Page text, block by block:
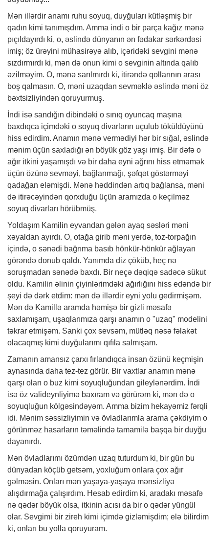
Mən illərdir anamı ruhu soyuq, duyğuları kütləşmiş bir
qadın kimi tanımışdım. Amma indi o bir parça kağız mənə
pıçıldayırdı ki, o, əslində dünyanın ən fədakar sərkərdəsi
imiş; öz ürəyini mühasirəyə alıb, içəridəki sevgini mənə
sızdırmırdı ki, mən də onun kimi o sevginin altında qalıb
əzilməyim. O, mənə sarılmırdı ki, itirəndə qollarının arası
boş qalmasın. O, məni uzaqdan sevməklə əslində məni öz
bəxtsizliyindən qoruyurmuş.
İndi isə sandığın dibindəki o sınıq oyuncaq maşına
baxdıqca içimdəki o soyuq divarların uçulub töküldüyünü
hiss edirdim. Anamın mənə vermədiyi hər bir sığal, əslində
mənim üçün saxladığı ən böyük göz yaşı imiş. Bir dəfə o
ağır itkini yaşamışdı və bir daha eyni ağrını hiss etməmək
üçün özünə sevməyi, bağlanmağı, şəfqət göstərməyi
qadağan eləmişdi. Mənə həddindən artıq bağlansa, məni
də itirəcəyindən qorxduğu üçün aramızda o keçilməz
soyuq divarları hörübmüş.
Yoldaşım Kamilin eyvandan gələn ayaq səsləri məni
xəyaldan ayırdı. O, otağa girib məni yerdə, toz-torpağın
içində, o sənədi bağrıma basıb hönkür-hönkür ağlayan
görəndə donub qaldı. Yanımda diz çöküb, heç nə
soruşmadan sənədə baxdı. Bir neçə dəqiqə sadəcə sükut
oldu. Kamilin əlinin çiyinlərimdəki ağırlığını hiss edəndə bir
şeyi də dərk etdim: mən də illərdir eyni yolu gedirmişəm.
Mən də Kamillə aramda həmişə bir gizli məsafə
saxlamışam, uşaqlarımıza qarşı anamın o "uzaq" modelini
təkrar etmişəm. Sanki çox sevsəm, mütləq nəsə fəlakət
olacaqmış kimi duyğularımı qıfıla salmışam.
Zamanın amansız çarxı fırlandıqca insan özünü keçmişin
aynasında daha tez-tez görür. Bir vaxtlar anamın mənə
qarşı olan o buz kimi soyuqluğundan gileylənərdim. İndi
isə öz valideynliyimə baxıram və görürəm ki, mən də o
soyuqluğun kölgəsindəyəm. Amma bizim hekayəmiz fərqli
idi. Mənim səssizliyimin və övladlarımla arama çəkdiyim o
görünməz hasarların təməlində tamamilə başqa bir duyğu
dayanırdı.
Mən övladlarımı özümdən uzaq tuturdum ki, bir gün bu
dünyadan köçüb getsəm, yoxluğum onlara çox ağır
gəlməsin. Onları mən yaşaya-yaşaya mənsizliyə
alışdırmağa çalışırdım. Hesab edirdim ki, aradakı məsafə
nə qədər böyük olsa, itkinin acısı da bir o qədər yüngül
olar. Sevgimi bir zireh kimi içimdə gizləmişdim; elə bilirdim
ki, onları bu yolla qoruyuram.